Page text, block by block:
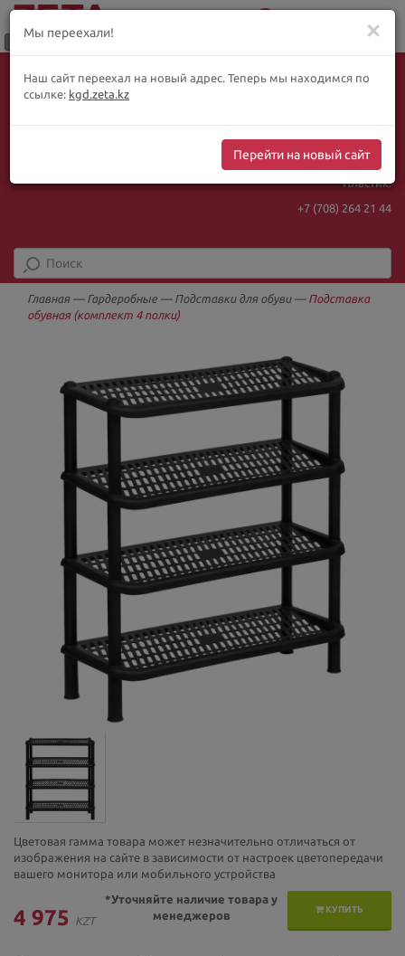
Меню
ҚАЗ
РУС
ENG
+ видеотрансляции:
Интернет-магазин:
+7 (708) 925 56
Пластик:
+7 (708) 264 21 44
Главная — Гардеробные — Подставки для обуви— Подставка
обувная (комплект 4 полки)
Цветовая гамма товара может незначительно отличаться от
изображения на сайте в зависимости от настроек цветопередачи
вашего монитора или мобильного устройства
4 975 KZT
КУПИТЬ
*Уточняйте наличие товара у
менеджеров
✕
Мы переехали!
Наш сайт переехал на новый адрес. Теперь мы находимся по
ссылке: kgd.zeta.kz
Перейти на новый сайт